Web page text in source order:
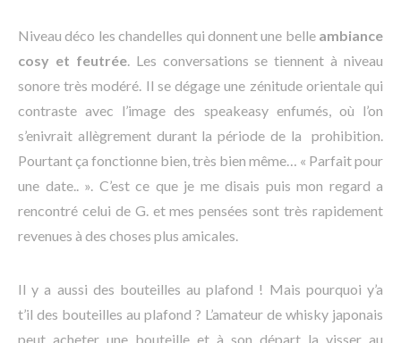
Niveau déco les chandelles qui donnent une belle ambiance
cosy et feutrée. Les conversations se tiennent à niveau
sonore très modéré. Il se dégage une zénitude orientale qui
contraste avec l’image des speakeasy enfumés, où l’on
s’enivrait allègrement durant la période de la prohibition.
Pourtant ça fonctionne bien, très bien même… « Parfait pour
une date.. ». C’est ce que je me disais puis mon regard a
rencontré celui de G. et mes pensées sont très rapidement
revenues à des choses plus amicales.
Il y a aussi des bouteilles au plafond ! Mais pourquoi y’a
t’il des bouteilles au plafond ? L’amateur de whisky japonais
peut acheter une bouteille et à son départ la visser au